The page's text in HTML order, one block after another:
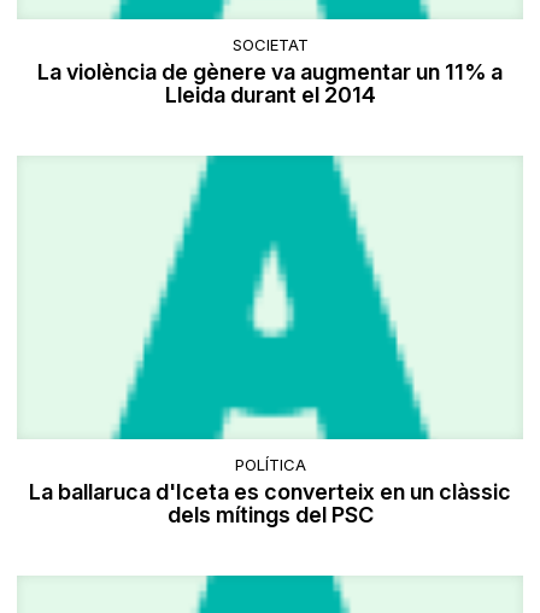
SOCIETAT
La violència de gènere va augmentar un 11% a
Lleida durant el 2014
POLÍTICA
La ballaruca d'Iceta es converteix en un clàssic
dels mítings del PSC